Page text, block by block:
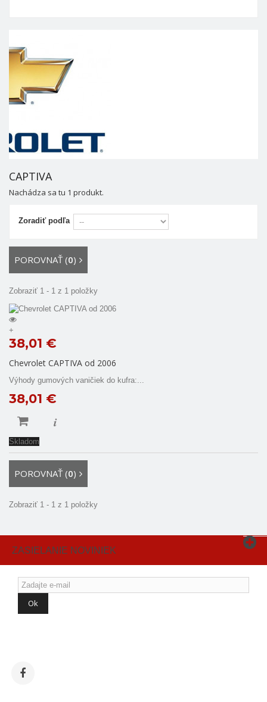
CAPTIVA
Nachádza sa tu 1 produkt.
Zoradiť podľa
POROVNAŤ (0)
Zobraziť 1 - 1 z 1 položky
+
38,01 €
Chevrolet CAPTIVA od 2006
Výhody gumových vaničiek do kufra:...
38,01 €
i
Skladom
POROVNAŤ (0)
Zobraziť 1 - 1 z 1 položky
ZASIELANIE NOVINIEK
Ok